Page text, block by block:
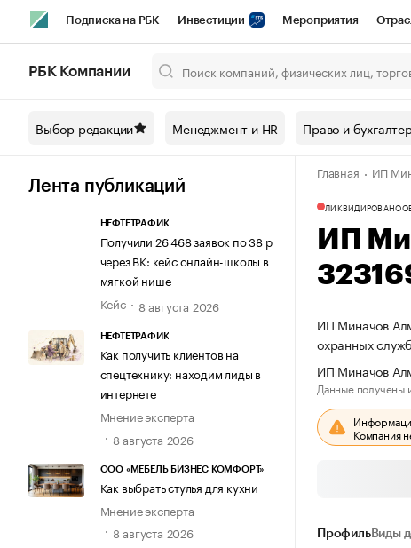
Подписка на РБК Инвестиции Мероприятия
Спецпроекты СПб Конференции СПб Спецпроекты
Технологии и медиа Рынок наличной валюты
РБК Компании
Выбор редакции Менеджмент и HR Право и
Лента публикаций
НЕФТЕТРАФИК
Получили 26 468 заявок по 38 р
через ВК: кейс онлайн-школы в
мягкой нише
Кейс
8 августа 2026
НЕФТЕТРАФИК
Как получить клиентов на
спецтехнику: находим лиды в
интернете
Мнение эксперта
8 августа 2026
ООО «МЕБЕЛЬ БИЗНЕС КОМФОРТ»
Как выбрать стулья для кухни
Мнение эксперта
8 августа 2026
Главная ИП
ЛИКВИДИРОВАНО
ИП
ИП Миначов
охранных
ИП Миначов
Данные получены
Компания
ПрофильВиды